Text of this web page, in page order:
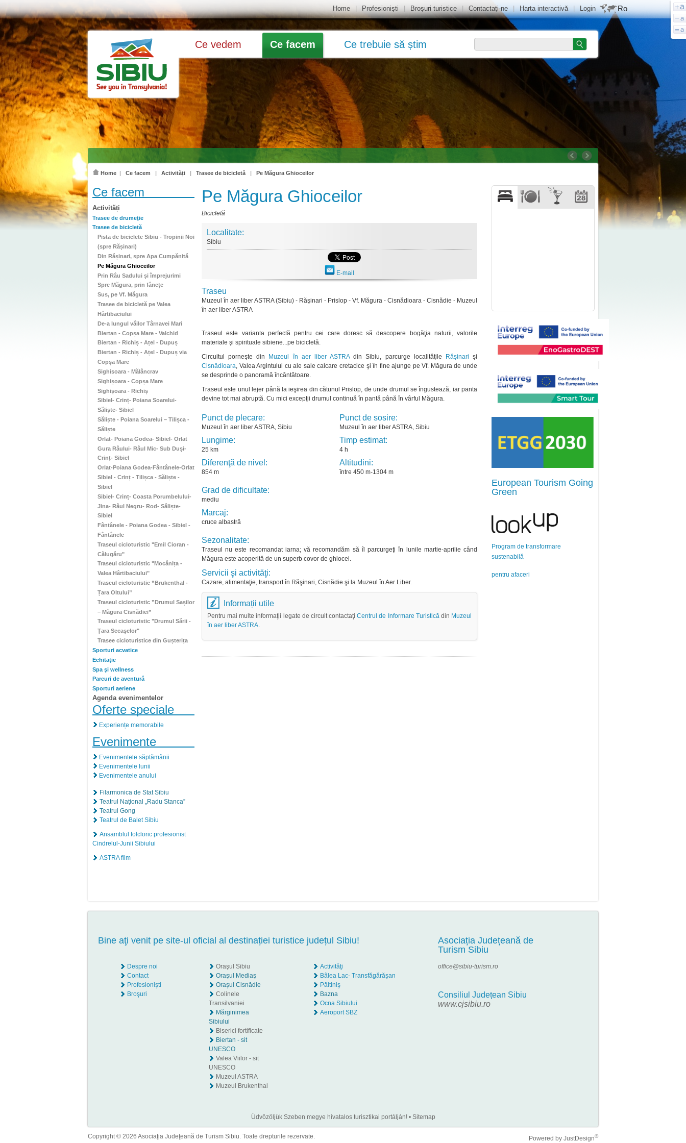
Login Ro
Home Profesionişti | Broşuri turistice | Contactaţi-ne | Harta interactivă |
Ce vedem Ce facem Ce trebuie să știm
Home | Ce facem | Activități | Trasee de bicicletă | Pe Măgura Ghioceilor
Ce facem
Activități
Trasee de drumeţie
Trasee de bicicletă
Pista de biciclete Sibiu - Tropinii Noi
(spre Rășinari)
Din Rășinari, spre Apa Cumpănită
Pe Măgura Ghioceilor
Prin Râu Sadului și împrejurimi
Spre Măgura, prin fânețe
Sus, pe Vf. Măgura
Trasee de bicicletă pe Valea
Hârtibaciului
De-a lungul văilor Târnavei Mari
Biertan - Copșa Mare - Valchid
Biertan - Richiș - Ațel - Dupuș
Biertan - Richiș - Ațel - Dupuș via
Copșa Mare
Sighisoara - Mălâncrav
Sighișoara - Copșa Mare
Sighișoara - Richiș
Sibiel- Crinț- Poiana Soarelui-
Săliște- Sibiel
Săliște - Poiana Soarelui – Tilișca -
Săliște
Orlat- Poiana Godea- Sibiel- Orlat
Gura Râului- Râul Mic- Sub Duși-
Crinț- Sibiel
Orlat-Poiana Godea-Fântânele-Orlat
Sibiel - Crinț - Tilișca - Săliște -
Sibiel
Sibiel- Crinț- Coasta Porumbelului-
Jina- Râul Negru- Rod- Săliște-
Sibiel
Fântânele - Poiana Godea - Sibiel -
Fântânele
Traseul cicloturistic "Emil Cioran -
Călugăru"
Traseul cicloturistic "Mocănița -
Valea Hârtibaciului"
Traseul cicloturistic ”Brukenthal -
Țara Oltului”
Traseul cicloturistic ”Drumul Sașilor
– Măgura Cisnădiei”
Traseul cicloturistic "Drumul Sării -
Țara Secașelor"
Trasee cicloturistice din Gușterița
Sporturi acvatice
Echitaţie
Spa şi wellness
Parcuri de aventură
Sporturi aeriene
Agenda evenimentelor
Oferte speciale
Experiențe memorabile
Evenimente
Evenimentele săptămânii
Evenimentele lunii
Evenimentele anului
Filarmonica de Stat Sibiu
Teatrul Naţional „Radu Stanca”
Teatrul Gong
Teatrul de Balet Sibiu
Ansamblul folcloric profesionist
Cindrelul-Junii Sibiului
ASTRA film
Pe Măgura Ghioceilor
Bicicletă
Localitate:
Sibiu
E-mail
Traseu
Muzeul în aer liber ASTRA (Sibiu) - Răşinari - Prislop - Vf. Măgura - Cisnădioara - Cisnădie - Muzeul
în aer liber ASTRA
Traseul este varianta perfectă pentru cei care doresc să descopere bogăţia naturii, valorile
materiale şi spirituale sibiene...pe bicicletă.
Circuitul porneşte din
Muzeul în aer liber ASTRAdin Sibiu, parcurge localităţile Răşinari şi
Cisnădioara, Valea Argintului cu ale sale calcare cretacice şi în fine ajunge pe Vf. Măgura de unde
se desprinde o panoramă încântătoare.
Traseul este unul lejer până la ieşirea din cătunul Prislop, de unde drumul se îngustează, iar panta
devine tot mai abruptă. Cu mici excepţii drumul continuă în pantă până în vârful Măgura.
Punct de plecare:
Muzeul în aer liber ASTRA, Sibiu
Lungime:
25 km
Diferenţă de nivel:
854 m
Punct de sosire:
Muzeul în aer liber ASTRA, Sibiu
Timp estimat:
4 h
Altitudini:
între 450 m-1304 m
Grad de dificultate:
mediu
Marcaj:
cruce albastră
Sezonalitate:
Traseul nu este recomandat iarna; vă recomandăm să îl parcurgeţi în lunile martie-aprilie când
Măgura este acoperită de un superb covor de ghiocei.
Servicii şi activităţi:
Cazare, alimentaţie, transport în Răşinari, Cisnădie şi la Muzeul în Aer Liber.
Informații utile
Pentru mai multe informaţii legate de circuit contactaţiCentrul de Informare Turisticădin Muzeul
în aer liber ASTRA.
European Tourism Going
Green
Program de transformare
sustenabilă
pentru afaceri
Bine aţi venit pe site-ul oficial al destinației turistice județul Sibiu!
Asociația Județeană de
Turism Sibiu
Despre noi
Contact
Profesionişti
Broşuri
Oraşul Sibiu
Oraşul Mediaş
Oraşul Cisnădie
Colinele
Transilvaniei
Mărginimea
Sibiului
Biserici fortificate
Biertan - sit
UNESCO
Valea Viilor - sit
UNESCO
Muzeul ASTRA
Muzeul Brukenthal
Activităţi
Bâlea Lac- Transfăgărășan
Păltiniş
Bazna
Ocna Sibiului
Aeroport SBZ
office@sibiu-turism.ro
Consiliul Județean Sibiu
www.cjsibiu.ro
Üdvözöljük Szeben megye hivatalos turisztikai portálján!• Sitemap
Copyright © 2026 Asociaţia Judeţeană de Turism Sibiu. Toate drepturile rezervate. Powered by JustDesign®